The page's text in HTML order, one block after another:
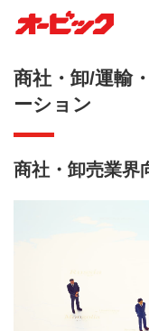
商社・卸/運輸
ーション
商社・卸売業界